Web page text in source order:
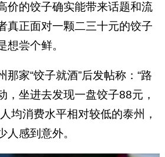
价的饺子确实能带来话题和流
真正面对一颗二三十元的饺子
想尝个鲜。
那家“饺子就酒”后发帖称：“路
，坐进去发现一盘饺子88元，
均消费水平相对较低的泰州，
人感到意外。